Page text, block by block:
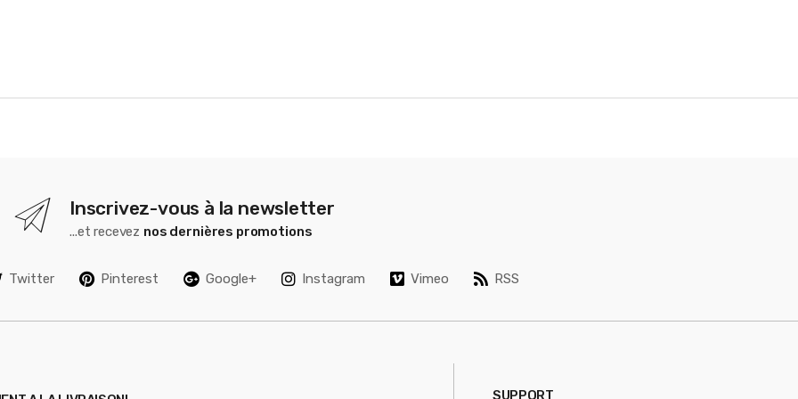
Inscrivez-vous à la newsletter
...et recevez nos dernières promotions
Twitter Pinterest Google+ Instagram Vimeo RSS
SUPPORT